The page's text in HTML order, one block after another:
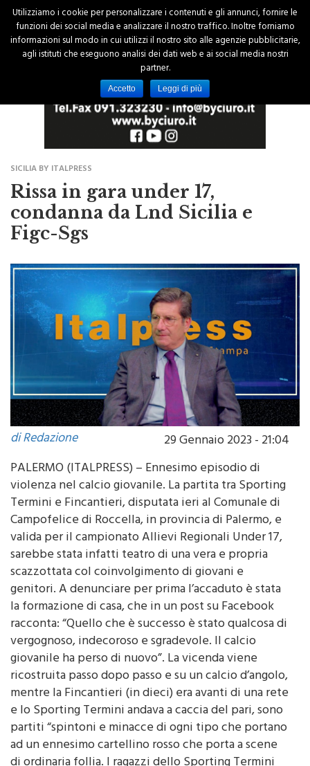
SICILIA BY ITALPRESS
Rissa in gara under 17,
condanna da Lnd Sicilia e
Figc-Sgs
di Redazione
29 Gennaio 2023 - 21:04
PALERMO (ITALPRESS) – Ennesimo episodio di
violenza nel calcio giovanile. La partita tra Sporting
Termini e Fincantieri, disputata ieri al Comunale di
Campofelice di Roccella, in provincia di Palermo, e
valida per il campionato Allievi Regionali Under 17,
sarebbe stata infatti teatro di una vera e propria
scazzottata col coinvolgimento di giovani e
genitori. A denunciare per prima l’accaduto è stata
la formazione di casa, che in un post su Facebook
racconta: “Quello che è successo è stato qualcosa di
vergognoso, indecoroso e sgradevole. Il calcio
giovanile ha perso di nuovo”. La vicenda viene
ricostruita passo dopo passo e su un calcio d’angolo,
mentre la Fincantieri (in dieci) era avanti di una rete
e lo Sporting Termini andava a caccia del pari, sono
partiti “spintoni e minacce di ogni tipo che portano
ad un ennesimo cartellino rosso che porta a scene
di ordinaria follia. I ragazzi dello Sporting Termini
Utilizziamo i cookie per personalizzare i contenuti e gli annunci, fornire le
funzioni dei social media e analizzare il nostro traffico. Inoltre forniamo
informazioni sul modo in cui utilizzi il nostro sito alle agenzie pubblicitarie,
agli istituti che eseguono analisi dei dati web e ai social media nostri
partner.
Accetto Leggi di più